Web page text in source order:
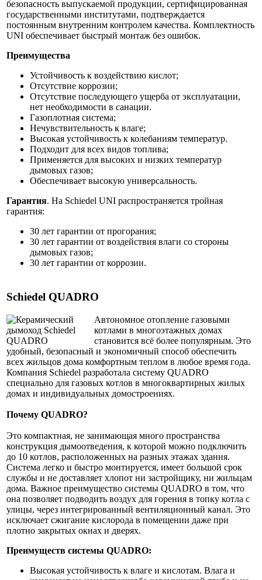
безопасность выпускаемой продукции, сертифицированная
государственными институтами, подтверждается
постоянным внутренним контролем качества. Комплектность
UNI обеспечивает быстрый монтаж без ошибок.
Преимущества
Устойчивость к воздействию кислот;
Отсутствие коррозии;
Отсутствие последующего ущерба от эксплуатации,
нет необходимости в санации.
Газоплотная система;
Нечувствительность к влаге;
Высокая устойчивость к колебаниям температур.
Подходит для всех видов топлива;
Применяется для высоких и низких температур
дымовых газов;
Обеспечивает высокую универсальность.
Гарантия. На Schiedel UNI распространяется тройная
гарантия:
30 лет гарантии от прогорания;
30 лет гарантии от воздействия влаги со стороны
дымовых газов;
30 лет гарантии от коррозии.
Schiedel QUADRO
Автономное отопление газовыми
котлами в многоэтажных домах
становится всё более популярным. Это
удобный, безопасный и экономичный способ обеспечить
всех жильцов дома комфортным теплом в любое время года.
Компания Schiedel разработала систему QUADRO
специально для газовых котлов в многоквартирных жилых
домах и индивидуальных домостроениях.
Почему QUADRO?
Это компактная, не занимающая много пространства
конструкция дымоотведения, к которой можно подключить
до 10 котлов, расположенных на разных этажах здания.
Система легко и быстро монтируется, имеет большой срок
службы и не доставляет хлопот ни застройщику, ни жильцам
дома. Важное преимущество системы QUADRO в том, что
она позволяет подводить воздух для горения в топку котла с
улицы, через интегрированный вентиляционный канал. Это
исключает сжигание кислорода в помещении даже при
плотно закрытых окнах и дверях.
Преимуществ системы QUADRO:
Высокая устойчивость к влаге и кислотам. Влага и